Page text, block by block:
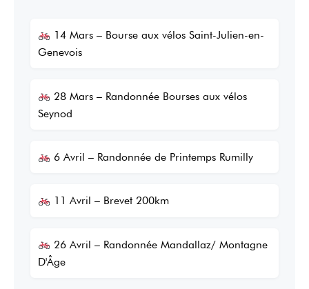
14 Mars – Bourse aux vélos Saint-Julien-en-
Genevois
28 Mars – Randonnée Bourses aux vélos
Seynod
6 Avril – Randonnée de Printemps Rumilly
11 Avril – Brevet 200km
26 Avril – Randonnée Mandallaz/ Montagne
D'Âge